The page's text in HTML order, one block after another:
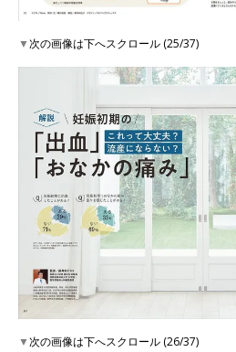
▼次の画像は下へスクロール (25/37)
▼次の画像は下へスクロール (26/37)